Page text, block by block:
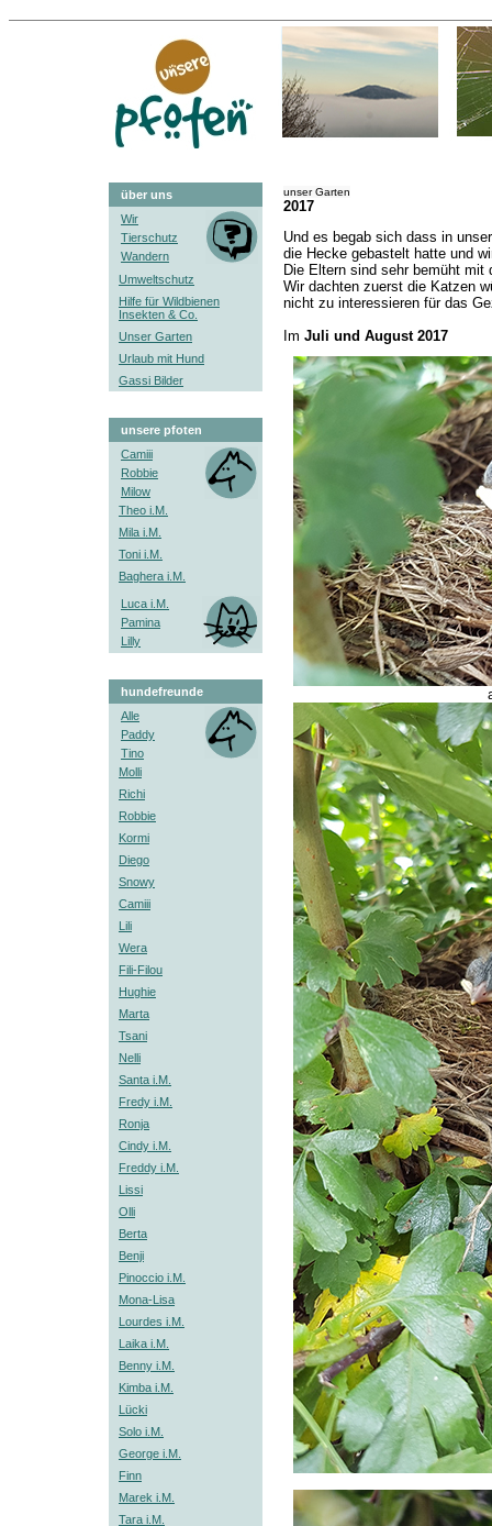
über uns
Wir
Tierschutz
Wandern
Umweltschutz
Hilfe für Wildbienen
Insekten & Co.
Unser Garten
Urlaub mit Hund
Gassi Bilder
unsere pfoten
Camiii
Robbie
Milow
Theo i.M.
Mila i.M.
Toni i.M.
Baghera i.M.
Luca i.M.
Pamina
Lilly
hundefreunde
Alle
Paddy
Tino
Molli
Richi
Robbie
Kormi
Diego
Snowy
Camiii
Lili
Wera
Fili-Filou
Hughie
Marta
Tsani
Nelli
Santa i.M.
Fredy i.M.
Ronja
Cindy i.M.
Freddy i.M.
Lissi
Olli
Berta
Benji
Pinoccio i.M.
Mona-Lisa
Lourdes i.M.
Laika i.M.
Benny i.M.
Kimba i.M.
Lücki
Solo i.M.
George i.M.
Finn
Marek i.M.
Tara i.M.
unser Garten
2017
Und es begab sich dass in
die Hecke gebastelt hatte und
Die Eltern sind sehr bemüht
Wir dachten zuerst die Katzen
nicht zu interessieren für das
Im Juli und August 2017